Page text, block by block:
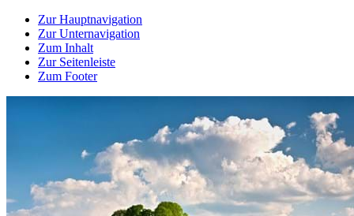
Zur Hauptnavigation
Zur Unternavigation
Zum Inhalt
Zur Seitenleiste
Zum Footer